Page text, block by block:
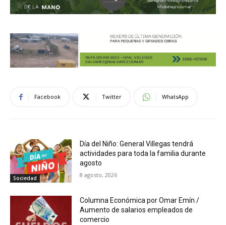
Facebook Twitter WhatsApp
Sociedad
Día del Niño: General Villegas tendrá
actividades para toda la familia durante
agosto
8 agosto, 2026
Columna Económica por Omar Emín /
Aumento de salarios empleados de
comercio